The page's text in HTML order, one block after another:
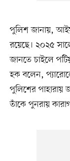
পুলিশ জানায়,
রয়েছে। ২০২৫
জানতে চাইলে
হক বলেন,
পুলিশের পাহারায়
তাঁকে পুনরায়